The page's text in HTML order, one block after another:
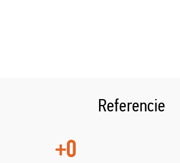
Referencie
+0